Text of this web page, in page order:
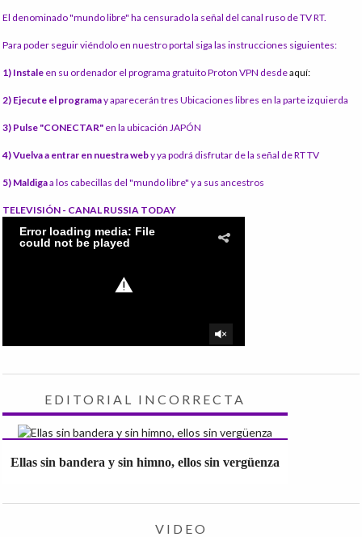
El denominado "mundo libre" ha censurado la señal del canal ruso de TV RT.
Para poder seguir viéndolo en nuestro portal siga las instrucciones siguientes:
1) Instale en su ordenador el programa gratuito Proton VPN desdeaquí:
2) Ejecute el programay aparecerán tres Ubicaciones libres en la parte izquierda
3) Pulse "CONECTAR" en la ubicación JAPÓN
4) Vuelva a entrar en nuestra weby ya podrá disfrutar de la señal de RT TV
5) Maldigaa los cabecillas del "mundo libre" y a sus ancestros
TELEVISIÓN - CANAL RUSSIA TODAY
EDITORIAL INCORRECTA
Ellas sin bandera y sin himno, ellos sin vergüenza
VIDEO